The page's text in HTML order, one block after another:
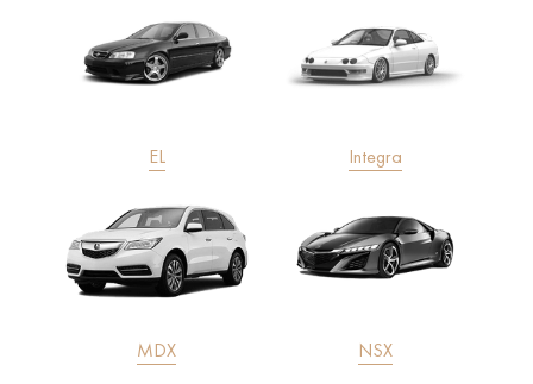
EL Integra
MDX NSX